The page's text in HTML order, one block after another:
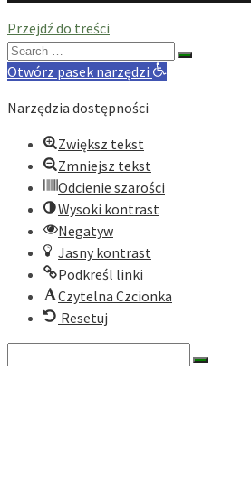
Przejdź do treści
Search
for:
Otwórz pasek narzędzi
Narzędzia dostępności
Zwiększ tekst
Zmniejsz tekst
Odcienie szarości
Wysoki kontrast
Negatyw
Jasny kontrast
Podkreśl linki
Czytelna Czcionka
Resetuj